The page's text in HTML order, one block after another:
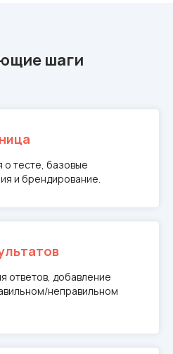
шаги
тесте, базовые
и брендирование.
ответов, добавление
неправильном